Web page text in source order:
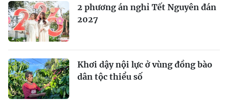
2 phương án nghỉ Tết Nguyên đán
2027
Khơi dậy nội lực ở vùng đồng bào
dân tộc thiểu số